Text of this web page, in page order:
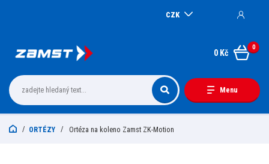
Menu
CZK
0
0 Kč
ORTÉZY Ortéza na koleno Zamst ZK-Motion